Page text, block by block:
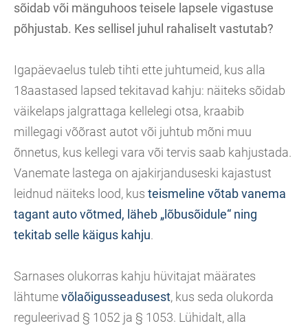
sõidab või mänguhoos teisele lapsele vigastuse
põhjustab. Kes sellisel juhul rahaliselt vastutab?
Igapäevaelus tuleb tihti ette juhtumeid, kus alla
18aastased lapsed tekitavad kahju: näiteks sõidab
väikelaps jalgrattaga kellelegi otsa, kraabib
millegagi võõrast autot või juhtub mõni muu
õnnetus, kus kellegi vara või tervis saab kahjustada.
Vanemate lastega on ajakirjanduseski kajastust
leidnud näiteks lood, kus teismeline võtab vanema
tagant auto võtmed, läheb „lõbusõidule“ ning
tekitab selle käigus kahju.
Sarnases olukorras kahju hüvitajat määrates
lähtumevõlaõigusseadusest, kus seda olukorda
reguleerivad § 1052 ja § 1053. Lühidalt, alla